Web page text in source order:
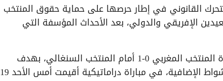
القانوني في إطار حرصها على حماية حقوق المنتخب
الإفريقي والدولي، بعد الأحداث المؤسفة التي
يُذكر أن المباراة النهائية لبطولة “الكان” انتهت بخسارة المنتخب المغربي 0-1 أمام المنتخب السنغالي، بهدف
سجله “بابي غاي” عند الدقيقة 94 بعد التمديد إلى الأشواط الإضافية، في مباراة دراماتيكية أقيمت أمس الأحد 19